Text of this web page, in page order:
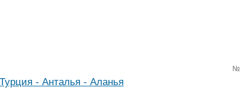
№
- Анталья - Аланья